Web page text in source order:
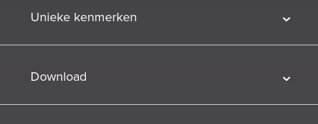
Unieke kenmerken
Download